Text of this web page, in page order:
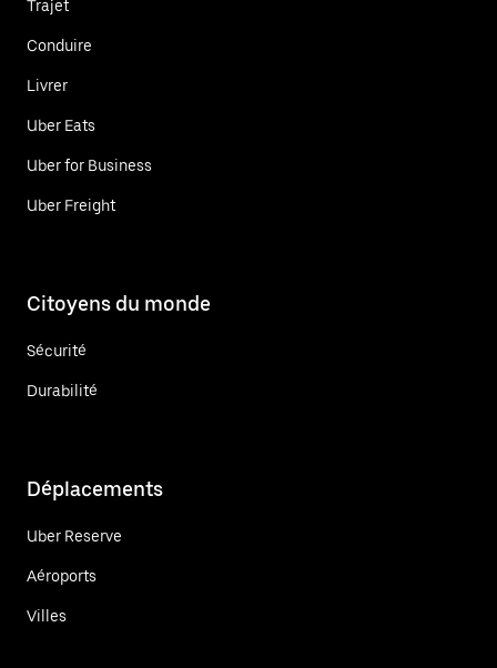
Trajet
Conduire
Livrer
Uber Eats
Uber for Business
Uber Freight
Citoyens du monde
Sécurité
Durabilité
Déplacements
Uber Reserve
Aéroports
Villes